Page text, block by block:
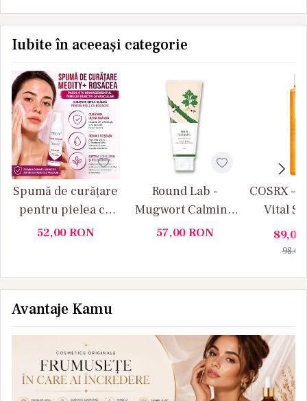
Iubite în aceeași categorie
Spumă de curățare
pentru pielea cu
rozacee Medity+
52,00RON
Round Lab -
Mugwort Calming
Cleanser – Gel de
57,00RON
COSRX –
Vital
Toner
89,00
98,00
Avantaje Kamu